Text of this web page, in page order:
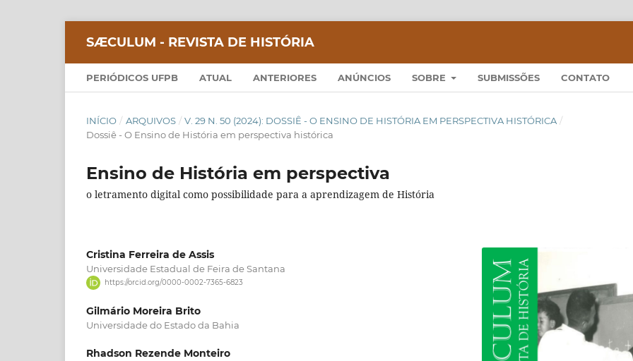
SÆCULUM - REVISTA DE HISTÓRIA
PERIÓDICOS UFPB ATUAL ANTERIORES ANÚNCIOS SOBRE SUBMISSÕES CONTATO
INÍCIO / ARQUIVOS / V. 29 N. 50 (2024): DOSSIÊ - O ENSINO DE HISTÓRIA EM PERSPECTIVA HISTÓRICA /
Dossiê - O Ensino de História em perspectiva histórica
Ensino de História em perspectiva
o letramento digital como possibilidade para a aprendizagem de História
Cristina Ferreira de Assis
Universidade Estadual de Feira de Santana
https://orcid.org/0000-0002-7365-6823
Gilmário Moreira Brito
Universidade do Estado da Bahia
Rhadson Rezende Monteiro